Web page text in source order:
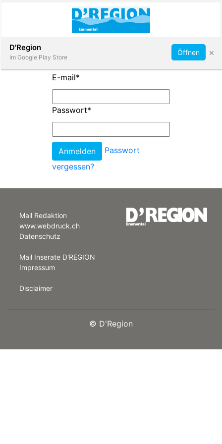
App
Abonnieren
E-mail*
Passwort*
Passwort
vergessen?
Mail Redaktion
www.webdruck.ch
Datenschutz
Mail Inserate D'REGION
Impressum
Disclaimer
© D'Region
D'Region
Im Google Play Store
Öffnen ×